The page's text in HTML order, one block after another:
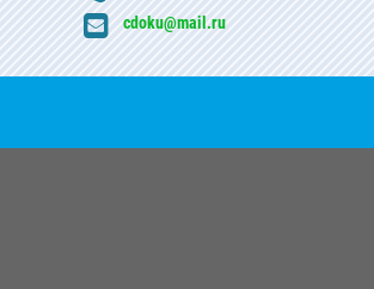
cdoku@mail.ru